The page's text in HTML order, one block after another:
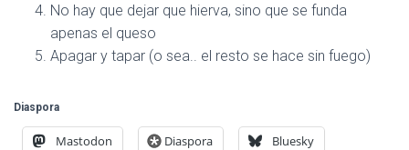
No hay que dejar que hierva, sino que se funda
apenas el queso
Apagar y tapar (o sea.. el resto se hace sin fuego)
Diaspora
Mastodon Diaspora Bluesky